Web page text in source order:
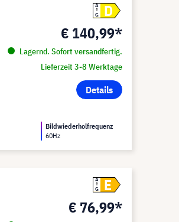
A
G
D
€ 140,99*
Lagernd. Sofort versandfertig.
Lieferzeit 3-8 Werktage
Details
Bildwiederholfrequenz
60Hz
A
G
E
€ 76,99*